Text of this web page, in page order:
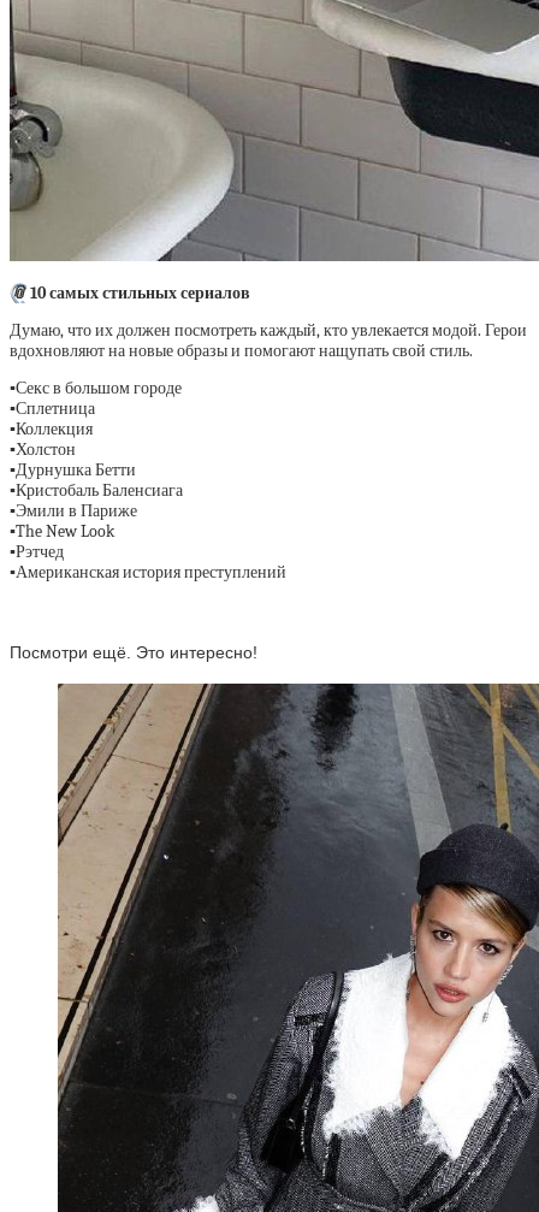
📎10 самых стильных сериалов
Думаю, что их должен посмотреть каждый, кто увлекается модой. Герои
вдохновляют на новые образы и помогают нащупать свой стиль.
▪️Секс в большом городе
▪️Сплетница
▪️Коллекция
▪️Холстон
▪️Дурнушка Бетти
▪️Кристобаль Баленсиага
▪️Эмили в Париже
▪️The New Look
▪️Рэтчед
▪️Американская история преступлений
Посмотри ещё. Это интересно!